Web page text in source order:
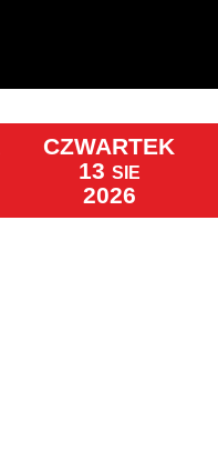
CZWARTEK
13 SIE
2026